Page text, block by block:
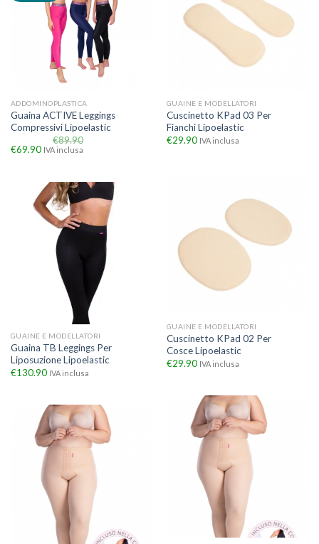
ADDOMINOPLASTICA
Guaina ACTIVE Leggings
Compressivi Lipoelastic
€89.90
€69.90 IVA inclusa
GUAINE E MODELLATORI
Cuscinetto KPad 03 Per
Fianchi Lipoelastic
€29.90 IVA inclusa
GUAINE E MODELLATORI
Cuscinetto KPad 02 Per
Cosce Lipoelastic
€29.90 IVA inclusa
GUAINE E MODELLATORI
Guaina TB Leggings Per
Liposuzione Lipoelastic
€130.90 IVA inclusa